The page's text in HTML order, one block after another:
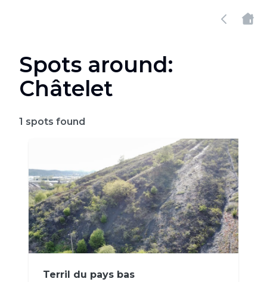
Spots around:
Châtelet
1 spots found
Terril du pays bas